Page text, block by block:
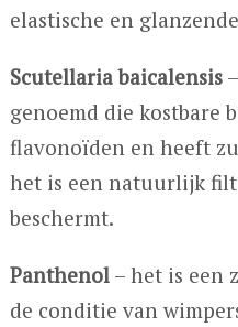
elastische en
Scutellaria baicalensis
genoemd die kostbare
flavonoïden en heeft
het is een natuurlijk
beschermt.
Panthenol– het is een
de conditie van